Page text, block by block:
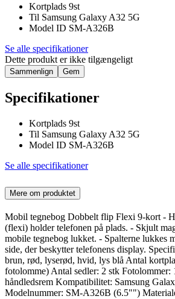
Kortplads 9st
Til Samsung Galaxy A32 5G
Model ID SM-A326B
Se alle specifikationer
Dette produkt er ikke tilgængeligt
Sammenlign Gem
Specifikationer
Kortplads 9st
Til Samsung Galaxy A32 5G
Model ID SM-A326B
Se alle specifikationer
Mere om produktet
Mobil tegnebog Dobbelt flip Flexi 9-kort -
(flexi) holder telefonen på plads. - Skjult
mobile tegnebog lukket. - Spalterne lukkes
side, der beskytter telefonens display.
brun, rød, lyserød, hvid, lys blå Antal
fotolomme) Antal sedler: 2 stk
håndledsrem Kompatibilitet: Samsung
Modelnummer: SM-A326B (6.5"")